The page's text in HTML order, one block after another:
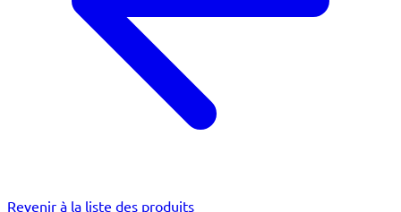
Revenir à la liste des produits